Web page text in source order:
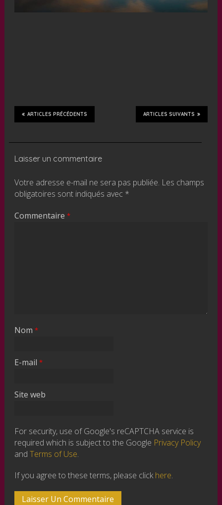
ARTICLES SUIVANTS
ARTICLES PRÉCÉDENTS
Laisser un commentaire
Votre adresse e-mail ne sera pas publiée. Les champs
obligatoires sont indiqués avec *
Commentaire*
Nom*
E-mail*
Site web
For security, use of Google's reCAPTCHA service is
required which is subject to the Google Privacy Policy
andTerms of Use.
If you agree to these terms, please clickhere.